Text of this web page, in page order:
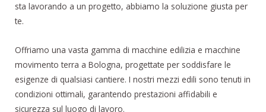
sta lavorando a un progetto, abbiamo la soluzione giusta per
te.
Offriamo una vasta gamma di macchine edilizia e macchine
movimento terra a Bologna, progettate per soddisfare le
esigenze di qualsiasi cantiere. I nostri mezzi edili sono tenuti in
condizioni ottimali, garantendo prestazioni affidabili e
sicurezza sul luogo di lavoro.